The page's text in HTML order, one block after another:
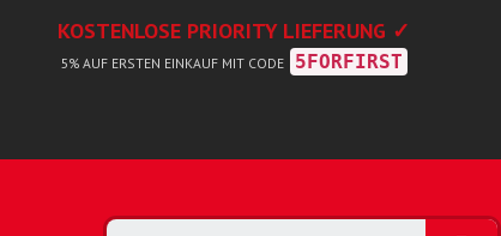
KOSTENLOSE PRIORITY LIEFERUNG ✓
5% AUF ERSTEN EINKAUF MIT CODE 5FORFIRST